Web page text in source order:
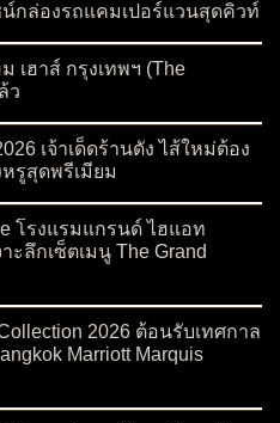
ซน์กล่องรถแคมเปอร์แวนสุดคิวท์
เฮาส์ กรุงเทพฯ (The
ว
เจ้าเด็ดร้านดัง ไส้ใหม่ต้อง
รูสุดพรีเมียม
โรงแรมแกรนด์ ไฮแอท
ะลึกเซ็ตเมนู The Grand
2026 ต้อนรับเทศกาล
Marriott Marquis